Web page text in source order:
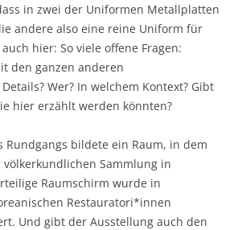
in zwei der Uniformen Metallplatten
andere also eine reine Uniform für
hier: So viele offene Fragen:
den ganzen anderen
Wer? In welchem Kontext? Gibt
hier erzählt werden könnten?
Rundgangs bildete ein Raum, in dem
Sammlung in
Raumschirm wurde in
Restauratori*innen
Und gibt der Ausstellung auch den